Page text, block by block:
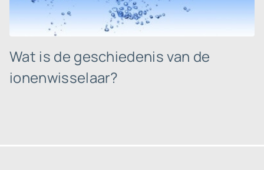
Wat is de geschiedenis van de
ionenwisselaar?